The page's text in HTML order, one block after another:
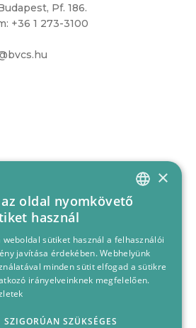
Pf. 186.
+36 1 273-3100
HUNGARIAN
×
az oldal nyomkövető
használ
weboldal sütiket használ a felhasználói
javítása érdekében. Webhelyünk
minden sütit elfogad a sütikre
irányelveinknek megfelelően.
SZIGORÚAN SZÜKSÉGES